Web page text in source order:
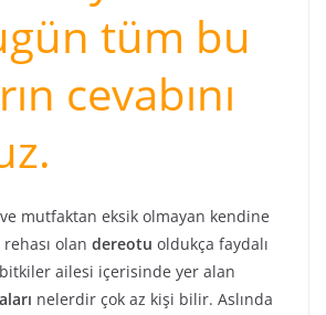
tüm bu
cevabını
mutfaktan eksik olmayan kendine
olan dereotu oldukça faydalı
ailesi içerisinde yer alan
nelerdir çok az kişi bilir. Aslında